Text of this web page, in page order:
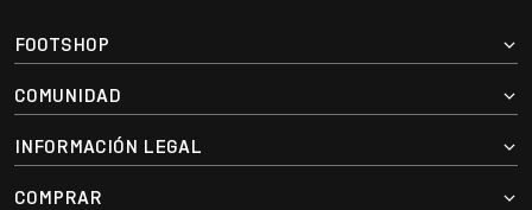
FOOTSHOP
COMUNIDAD
INFORMACIÓN LEGAL
COMPRAR